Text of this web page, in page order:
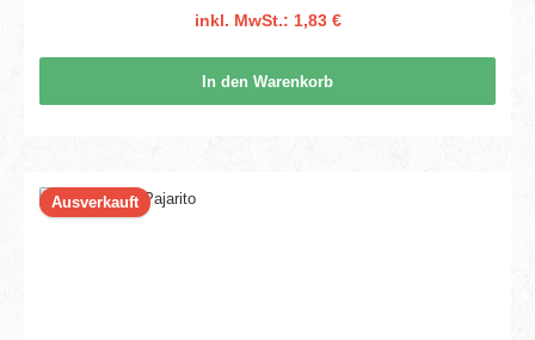
inkl. MwSt.: 1,83 €
In den Warenkorb
Ausverkauft